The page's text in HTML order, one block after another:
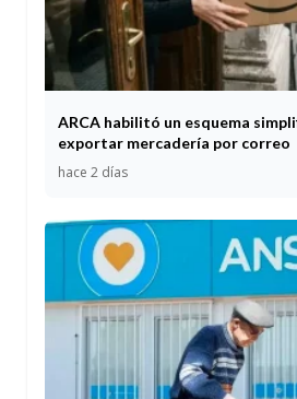
ARCA habilitó un esquema
exportar mercadería por correo
hace 2 días